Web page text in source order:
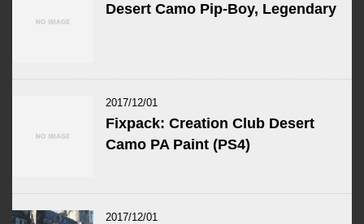
Desert Camo Pip-Boy, Legendary
2017/12/01
Fixpack: Creation Club Desert
Camo PA Paint (PS4)
2017/12/01